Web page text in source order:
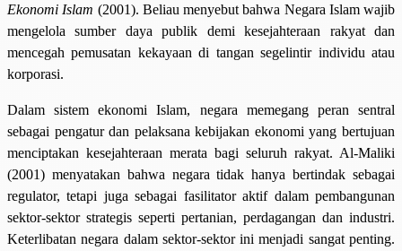
Ekonomi Islam (2001). Beliau menyebut bahwa Negara Islam wajib
mengelola sumber daya publik demi kesejahteraan rakyat dan
mencegah pemusatan kekayaan di tangan segelintir individu atau
korporasi.
Dalam sistem ekonomi Islam, negara memegang peran sentral
sebagai pengatur dan pelaksana kebijakan ekonomi yang bertujuan
menciptakan kesejahteraan merata bagi seluruh rakyat. Al-Maliki
(2001) menyatakan bahwa negara tidak hanya bertindak sebagai
regulator, tetapi juga sebagai fasilitator aktif dalam pembangunan
sektor-sektor strategis seperti pertanian, perdagangan dan industri.
Keterlibatan negara dalam sektor-sektor ini menjadi sangat penting.